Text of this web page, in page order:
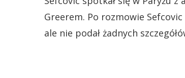
Greerem. Po rozmowie
ale nie podał żadnych